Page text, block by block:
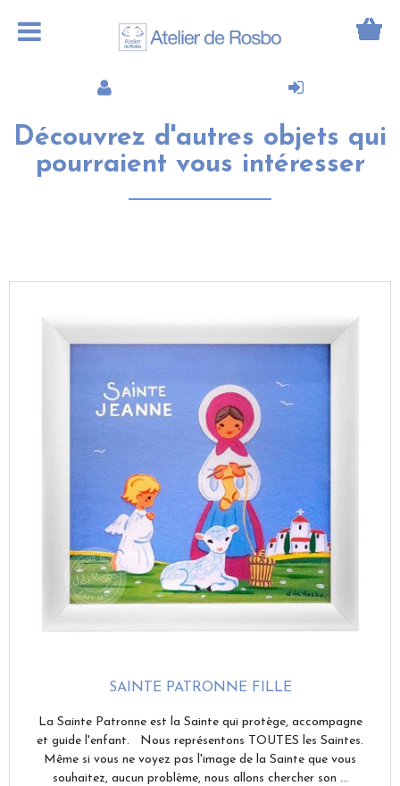
Découvrez d'autres objets qui
pourraient vous intéresser
SAINTE PATRONNE FILLE
La Sainte Patronne est la Sainte qui protège, accompagne
et guide l'enfant. Nous représentons TOUTES les Saintes.
Même si vous ne voyez pas l'image de la Sainte que vous
souhaitez, aucun problème, nous allons chercher son ...